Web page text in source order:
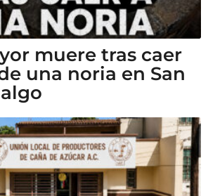
muere tras caer
una noria en San